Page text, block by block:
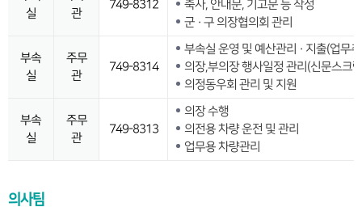
실
관
749-8312
축사, 안내문, 기고문 등 작성
군 · 구 의장협의회 관리
부속
실
주무
관
749-8314
부속실 운영 및 예산관리 · 지출(업무
의장,부의장 행사일정 관리(신문스크
의정동우회 관리 및 지원
부속
실
주무
관
749-8313
의장 수행
의전용 차량 운전 및 관리
업무용 차량관리
의사팀